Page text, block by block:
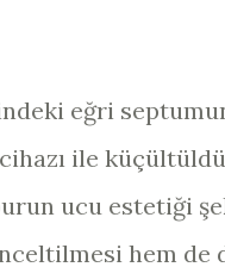
eğri
ile küçültüldü
ucu estetiği
hem de